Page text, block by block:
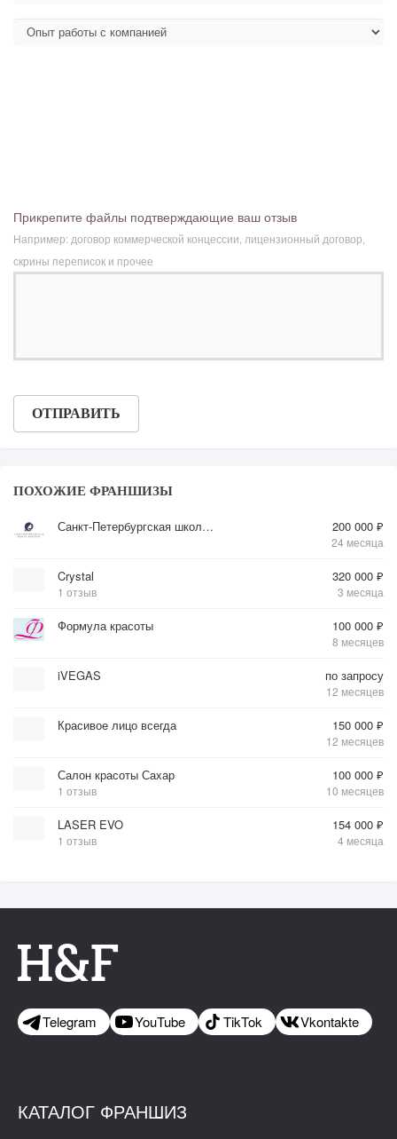
Прикрепите файлы подтверждающие ваш отзыв
Например: договор коммерческой концессии, лицензионный договор,
скрины переписок и прочее
ПОХОЖИЕ ФРАНШИЗЫ
Санкт-Петербургская школа красоты 200 000 ₽
24 месяца
Crystal
1 отзыв
320 000 ₽
3 месяца
Формула красоты 100 000 ₽
8 месяцев
iVEGAS по запросу
12 месяцев
Красивое лицо всегда 150 000 ₽
12 месяцев
Салон красоты Сахар
1 отзыв
100 000 ₽
10 месяцев
LASER EVO
1 отзыв
154 000 ₽
4 месяца
Telegram YouTube TikTok Vkontakte
КАТАЛОГ ФРАНШИЗ